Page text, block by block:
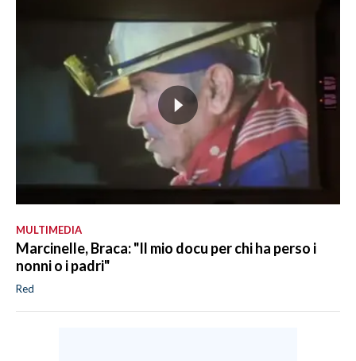
MULTIMEDIA
Marcinelle, Braca: "Il mio docu per chi ha perso i
nonni o i padri"
Red